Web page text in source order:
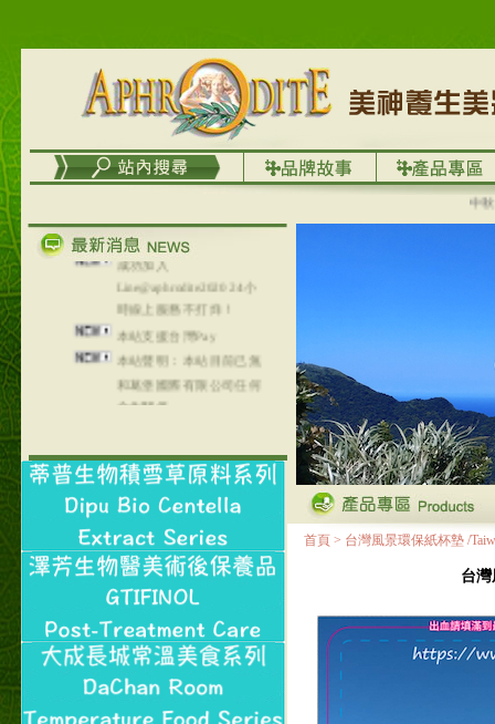
中秋優
列，可以郵寄至部分亞太
在外租屋者、居住處無管
理員、不方便在工作地點
取件者，歡迎多多使用
【郵局i郵箱】的服務喔～
【i郵箱】設立的地點，請
成功加入
Line@aphrodite2020 24小
時線上服務不打烊！
本站支援台灣Pay
本站聲明：本站目前已無
和葛堡國際有限公司任何
合作關係
本站支援支付宝
陆运费不限重量，调降为
NT$320(RMB￥71.00)
首頁 > 台灣風景環保紙杯墊 /
台灣